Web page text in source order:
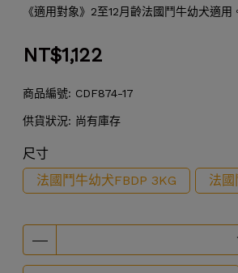
《適用對象》2至12月齡法國鬥牛幼犬適用
NT$1,122
商品編號: CDF874-17
供貨狀況: 尚有庫存
尺寸
法國鬥牛幼犬FBDP 3KG
法國